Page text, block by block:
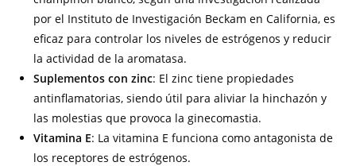
por el Instituto de Investigación Beckam en California, es
eficaz para controlar los niveles de estrógenos y reducir
la actividad de la aromatasa.
Suplementos con zinc: El zinc tiene propiedades
antinflamatorias, siendo útil para aliviar la hinchazón y
las molestias que provoca la ginecomastia.
Vitamina E: La vitamina E funciona como antagonista de
los receptores de estrógenos.